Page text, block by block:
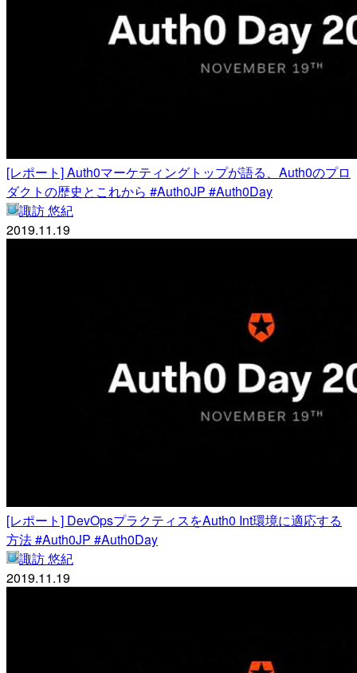
[レポート] Auth0マーケティングトップが語る、Auth0のプロ
ダクトの歴史とこれから #Auth0JP #Auth0Day
諏訪 悠紀
2019.11.19
[レポート] DevOpsプラクティスをAuth0 Int環境に適応する
方法 #Auth0JP #Auth0Day
諏訪 悠紀
2019.11.19